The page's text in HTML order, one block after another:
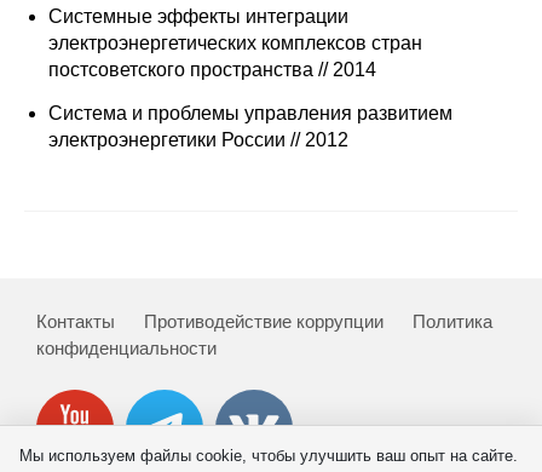
Противодействие коррупции
Материалы для СМИ
Проблемы прогнозирования
О журнале
Номера журналов
Системные эффекты интеграции
электроэнергетических комплексов стран
постсоветского пространства // 2014
Система и проблемы управления развитием
электроэнергетики России // 2012
Контакты Противодействие коррупции
Политика
конфиденциальности
Мы используем файлы cookie, чтобы улучшить ваш опыт на сайте.